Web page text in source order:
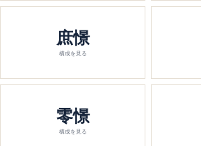
庶憬
構成を見る
零憬
構成を見る